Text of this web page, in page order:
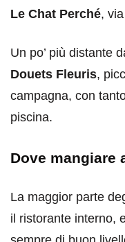
Le Chat Perché,
Un po’ più distante
Douets Fleuris,
campagna, con
piscina.
Dove mangiare
La maggior parte
il ristorante interno,